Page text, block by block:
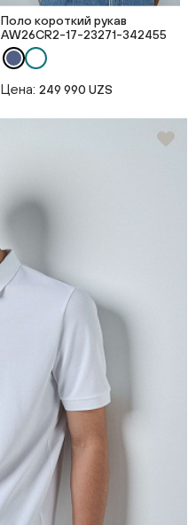
Поло короткий рукав
AW26CR2-17-23271-342455
Цена: 249 990 UZS